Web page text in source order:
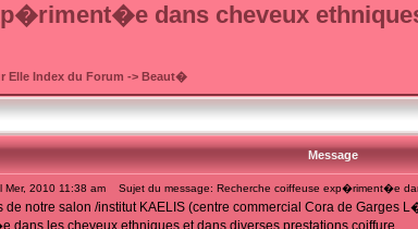
dans cheveux
Elle Index du Forum -> Beaut�
Message
2010 11:38 am Sujet du message: Recherche coiffeuse exp�riment�e
notre salon /institut KAELIS (centre commercial Cora de Garges
dans les cheveux ethniques et dans diverses prestations coiffure.